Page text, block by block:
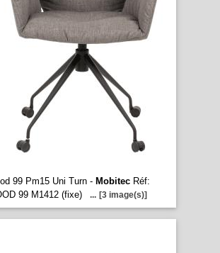
99 Pm15 Uni Turn - MobitecRéf:
99 M1412 (fixe)
... [3 image(s)]